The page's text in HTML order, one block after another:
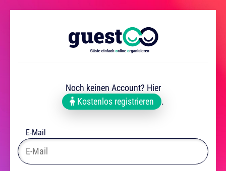
Noch keinen Account? Hier
Kostenlos registrieren
.
E-Mail